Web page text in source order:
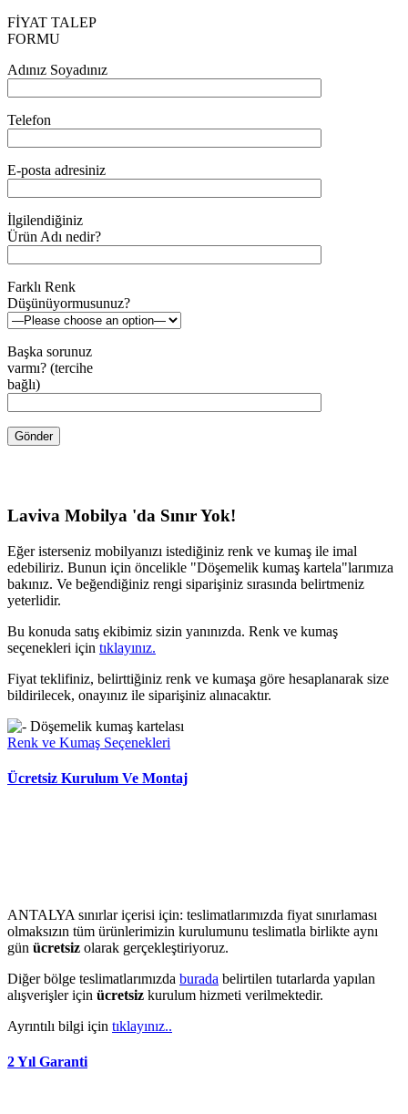
FİYAT TALEP
FORMU
Adınız Soyadınız
Telefon
E-posta adresiniz
İlgilendiğiniz
Ürün Adı nedir?
Farklı Renk
Düşünüyormusunuz?
Başka sorunuz
varmı? (tercihe
bağlı)
Laviva Mobilya 'da Sınır Yok!
Eğer isterseniz mobilyanızı istediğiniz renk ve kumaş ile imal
edebiliriz. Bunun için öncelikle "Döşemelik kumaş kartela"larımıza
bakınız. Ve beğendiğiniz rengi siparişiniz sırasında belirtmeniz
yeterlidir.
Bu konuda satış ekibimiz sizin yanınızda. Renk ve kumaş
seçenekleri için tıklayınız.
Fiyat teklifiniz, belirttiğiniz renk ve kumaşa göre hesaplanarak size
bildirilecek, onayınız ile siparişiniz alınacaktır.
Renk ve Kumaş Seçenekleri
Ücretsiz Kurulum Ve Montaj
ANTALYA sınırlar içerisi için: teslimatlarımızda fiyat sınırlaması
olmaksızın tüm ürünlerimizin kurulumunu teslimatla birlikte aynı
gün ücretsiz olarak gerçekleştiriyoruz.
Diğer bölge teslimatlarımızda burada belirtilen tutarlarda yapılan
alışverişler için ücretsiz kurulum hizmeti verilmektedir.
Ayrıntılı bilgi için tıklayınız..
2 Yıl Garanti